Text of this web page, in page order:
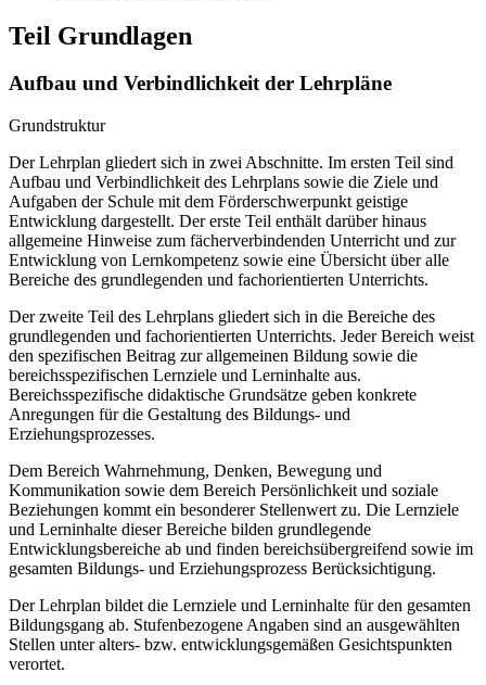
Teil Grundlagen
Aufbau und Verbindlichkeit der Lehrpläne
Grundstruktur
Der Lehrplan gliedert sich in zwei Abschnitte. Im ersten Teil sind
Aufbau und Verbindlichkeit des Lehrplans sowie die Ziele und
Aufgaben der Schule mit dem Förderschwerpunkt geistige
Entwicklung dargestellt. Der erste Teil enthält darüber hinaus
allgemeine Hinweise zum fächerverbindenden Unterricht und zur
Entwicklung von Lernkompetenz sowie eine Übersicht über alle
Bereiche des grundlegenden und fachorientierten Unterrichts.
Der zweite Teil des Lehrplans gliedert sich in die Bereiche des
grundlegenden und fachorientierten Unterrichts. Jeder Bereich weist
den spezifischen Beitrag zur allgemeinen Bildung sowie die
bereichsspezifischen Lernziele und Lerninhalte aus.
Bereichsspezifische didaktische Grundsätze geben konkrete
Anregungen für die Gestaltung des Bildungs- und
Erziehungsprozesses.
Dem Bereich Wahrnehmung, Denken, Bewegung und
Kommunikation sowie dem Bereich Persönlichkeit und soziale
Beziehungen kommt ein besonderer Stellenwert zu. Die Lernziele
und Lerninhalte dieser Bereiche bilden grundlegende
Entwicklungsbereiche ab und finden bereichsübergreifend sowie im
gesamten Bildungs- und Erziehungsprozess Berücksichtigung.
Der Lehrplan bildet die Lernziele und Lerninhalte für den gesamten
Bildungsgang ab. Stufenbezogene Angaben sind an ausgewählten
Stellen unter alters- bzw. entwicklungsgemäßen Gesichtspunkten
verortet.